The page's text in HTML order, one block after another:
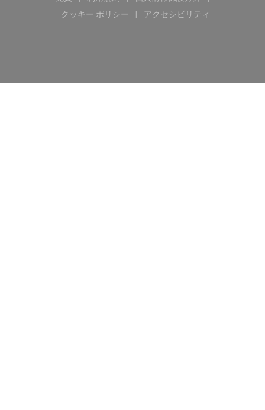
((新しいウィンドウで開きます))
((新しいウィンドウで開きます))
((新しいウィンドウで開
クッキー ポリシー
((新しいウィンドウで開きます))
アクセシビリティ
((新しいウィンドウで